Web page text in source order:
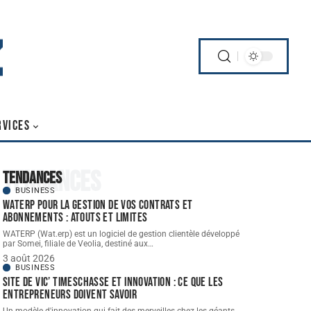
Tendances
Tendances
BUSINESS
WATERP pour la gestion de vos contrats et
abonnements : atouts et limites
WATERP (Wat.erp) est un logiciel de gestion clientèle développé
par Somei, filiale de Veolia, destiné aux…
3 août 2026
BUSINESS
Site de vic’ Timeschasse et innovation : ce que les
entrepreneurs doivent savoir